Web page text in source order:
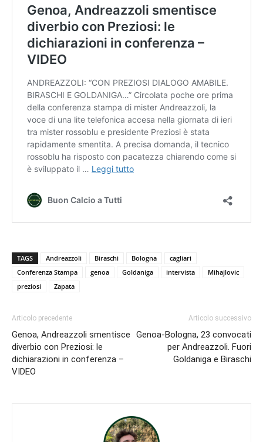
TAGS Andreazzoli Biraschi Bologna
cagliari
Conferenza Stampa
genoa Goldaniga intervista
Mihajlovic
preziosi
Zapata
Articolo precedente
Genoa, Andreazzoli smentisce
diverbio con Preziosi: le
dichiarazioni in conferenza –
VIDEO
Articolo successivo
Genoa-Bologna, 23 convocati
per Andreazzoli. Fuori
Goldaniga e Biraschi